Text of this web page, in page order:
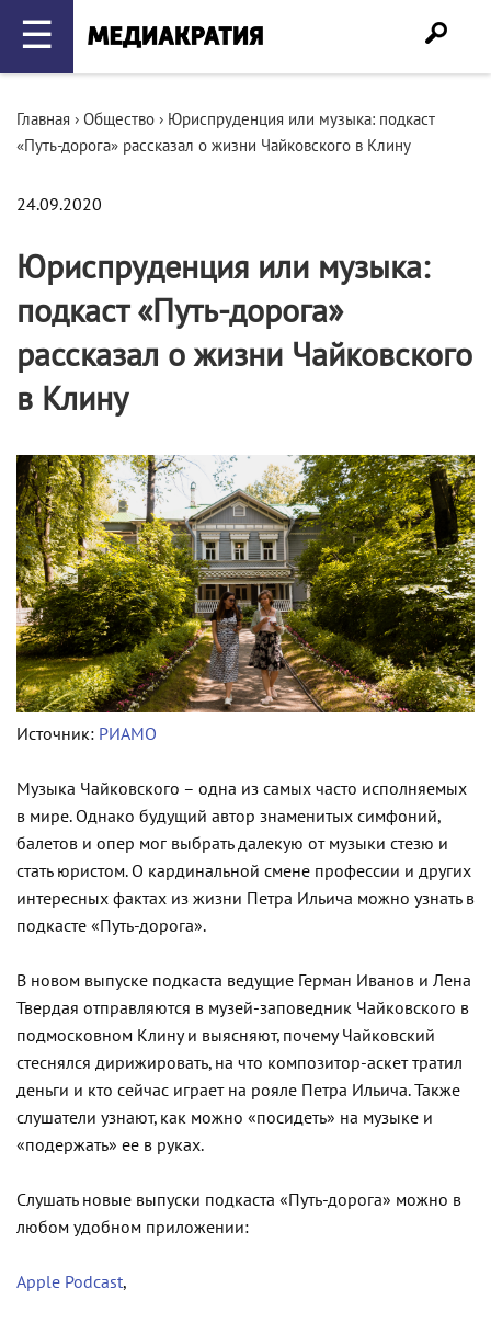
☰
Главная › Общество › Юриспруденция или музыка: подкаст
«Путь-дорога» рассказал о жизни Чайковского в Клину
24.09.2020
Юриспруденция или музыка:
подкаст «Путь-дорога»
рассказал о жизни Чайковского
в Клину
Источник: РИАМО
Музыка Чайковского – одна из самых часто исполняемых
в мире. Однако будущий автор знаменитых симфоний,
балетов и опер мог выбрать далекую от музыки стезю и
стать юристом. О кардинальной смене профессии и других
интересных фактах из жизни Петра Ильича можно узнать в
подкасте «Путь-дорога».
В новом выпуске подкаста ведущие Герман Иванов и Лена
Твердая отправляются в музей-заповедник Чайковского в
подмосковном Клину и выясняют, почему Чайковский
стеснялся дирижировать, на что композитор-аскет тратил
деньги и кто сейчас играет на рояле Петра Ильича. Также
слушатели узнают, как можно «посидеть» на музыке и
«подержать» ее в руках.
Слушать новые выпуски подкаста «Путь-дорога» можно в
любом удобном приложении:
Apple Podcast,